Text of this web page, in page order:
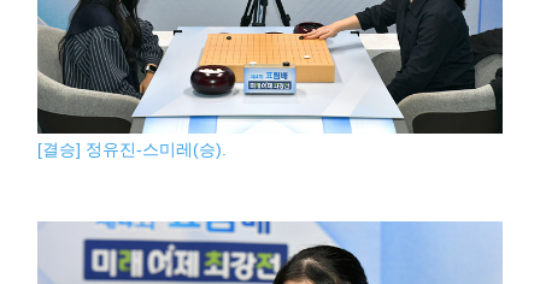
[결승] 정유진-스미레(승).